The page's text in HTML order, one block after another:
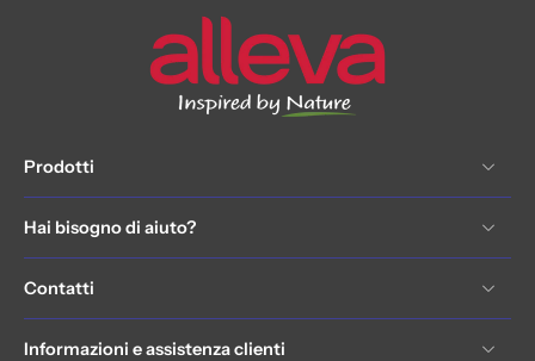
Prodotti
Hai bisogno di aiuto?
Contatti
Informazioni e assistenza clienti